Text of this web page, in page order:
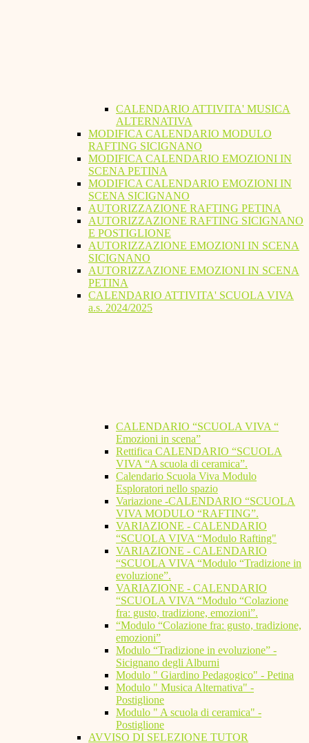
CALENDARIO ATTIVITA' MUSICA
ALTERNATIVA
MODIFICA CALENDARIO MODULO
RAFTING SICIGNANO
MODIFICA CALENDARIO EMOZIONI IN
SCENA PETINA
MODIFICA CALENDARIO EMOZIONI IN
SCENA SICIGNANO
AUTORIZZAZIONE RAFTING PETINA
AUTORIZZAZIONE RAFTING SICIGNANO
E POSTIGLIONE
AUTORIZZAZIONE EMOZIONI IN SCENA
SICIGNANO
AUTORIZZAZIONE EMOZIONI IN SCENA
PETINA
CALENDARIO ATTIVITA' SCUOLA VIVA
a.s. 2024/2025
CALENDARIO “SCUOLA VIVA “
Emozioni in scena”
Rettifica CALENDARIO “SCUOLA
VIVA “A scuola di ceramica”.
Calendario Scuola Viva Modulo
Esploratori nello spazio
Variazione -CALENDARIO “SCUOLA
VIVA MODULO “RAFTING”.
VARIAZIONE - CALENDARIO
“SCUOLA VIVA “Modulo Rafting"
VARIAZIONE - CALENDARIO
“SCUOLA VIVA “Modulo “Tradizione in
evoluzione”.
VARIAZIONE - CALENDARIO
“SCUOLA VIVA “Modulo “Colazione
fra: gusto, tradizione, emozioni”.
“Modulo “Colazione fra: gusto, tradizione,
emozioni”
Modulo “Tradizione in evoluzione” -
Sicignano degli Alburni
Modulo " Giardino Pedagogico" - Petina
Modulo " Musica Alternativa" -
Postiglione
Modulo " A scuola di ceramica" -
Postiglione
AVVISO DI SELEZIONE TUTOR